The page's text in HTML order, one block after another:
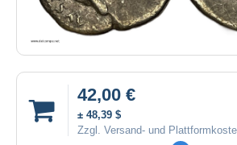
42,00 €
± 48,39 $
Zzgl. Versand- und